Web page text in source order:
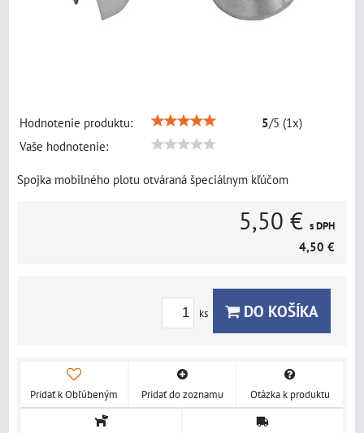
Hodnotenie produktu: 5/5 (1x)
Vaše hodnotenie:
Spojka mobilného plotu otváraná špeciálnym kľúčom
5,50 € s DPH
4,50 €
ks DO KOŠÍKA
Pridať k Obľúbeným Pridať do zoznamu Otázka k produktu